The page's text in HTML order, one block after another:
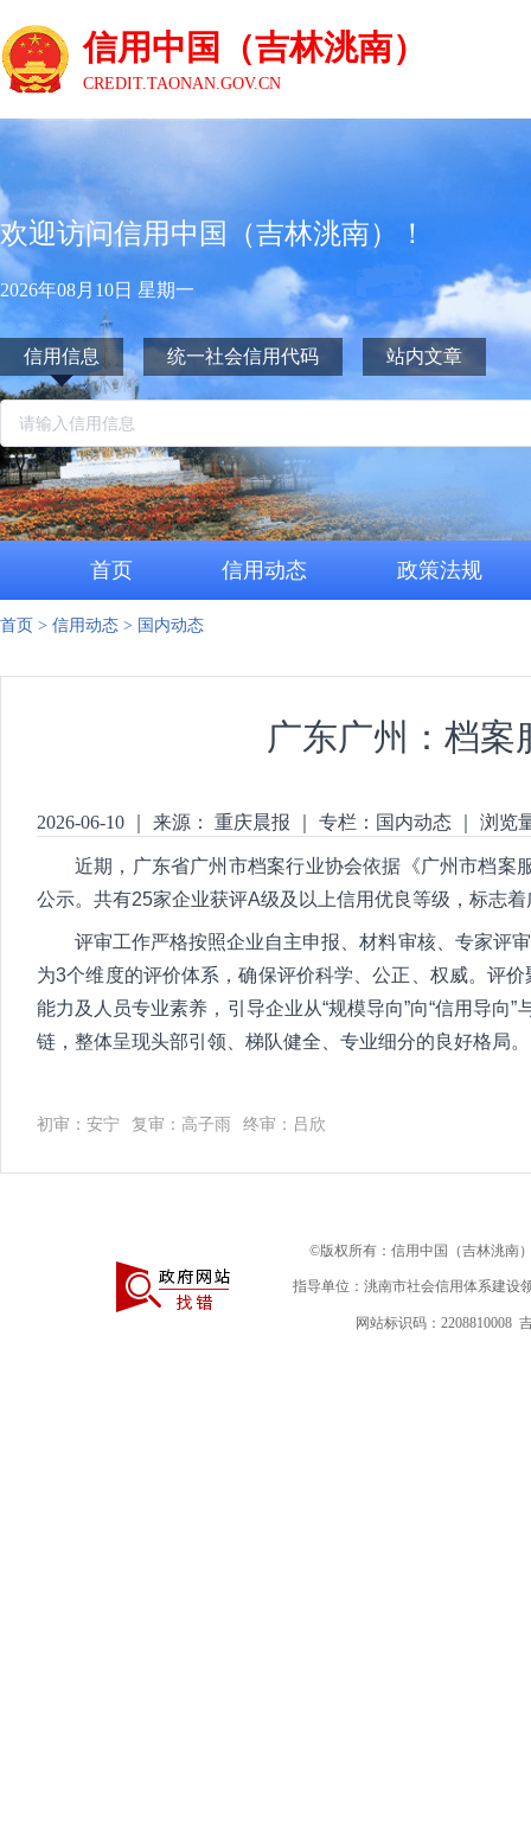
信用中国（吉林洮南）
CREDIT.TAONAN.GOV.CN
欢迎访问信用中国（吉林洮南）！
2026年08月10日 星期一
信用信息 统一社会信用代码 站内文章
首页 信用动态 政策法规
首页 > 信用动态 > 国内动态
广东广州：档案
2026-06-10 来源： 重庆晨报 专栏： 国内动态 浏览
近期，广东省广州市档案行业协会依据《广州市档案
公示。共有25家企业获评A级及以上信用优良等级，标志
评审工作严格按照企业自主申报、材料审核、专家评
为3个维度的评价体系，确保评价科学、公正、权威。评
能力及人员专业素养，引导企业从“规模导向”向“信用导向
链，整体呈现头部引领、梯队健全、专业细分的良好格局。
初审：安宁 复审：高子雨 终审：吕欣
©版权所有：信用中国（吉林洮南
指导单位：洮南市社会信用体系建
网站标识码：2208810008